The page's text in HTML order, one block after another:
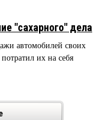
"сахарного" дела
автомобилей своих
их на себя